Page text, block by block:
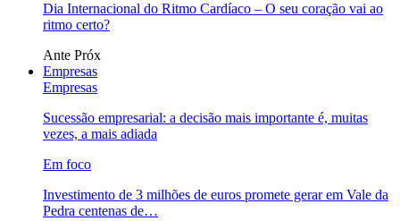
Dia Internacional do Ritmo Cardíaco – O seu coração vai ao
ritmo certo?
Ante Próx
Empresas
Empresas
Sucessão empresarial: a decisão mais importante é, muitas
vezes, a mais adiada
Em foco
Investimento de 3 milhões de euros promete gerar em Vale da
Pedra centenas de…